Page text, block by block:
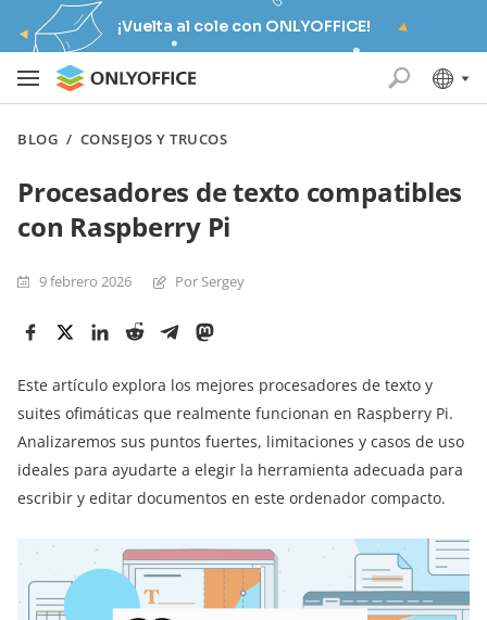
¡Vuelta al cole con ONLYOFFICE!
BLOG / CONSEJOS Y TRUCOS
Procesadores de texto compatibles
con Raspberry Pi
9 febrero 2026 Por Sergey
Este artículo explora los mejores procesadores de texto y
suites ofimáticas que realmente funcionan en Raspberry Pi.
Analizaremos sus puntos fuertes, limitaciones y casos de uso
ideales para ayudarte a elegir la herramienta adecuada para
escribir y editar documentos en este ordenador compacto.